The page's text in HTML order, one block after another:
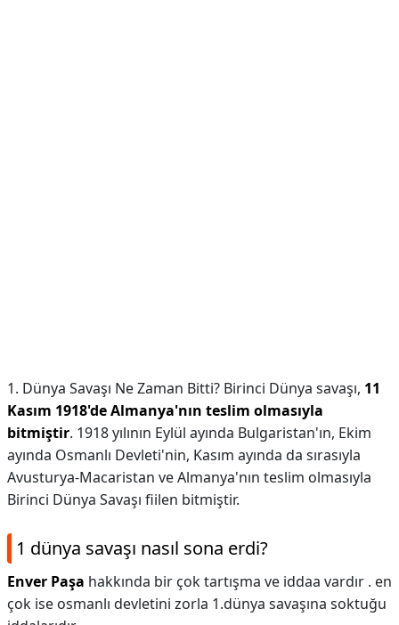
1. Dünya Savaşı Ne Zaman Bitti? Birinci Dünya savaşı, 11
Kasım 1918'de Almanya'nın teslim olmasıyla
bitmiştir. 1918 yılının Eylül ayında Bulgaristan'ın, Ekim
ayında Osmanlı Devleti'nin, Kasım ayında da sırasıyla
Avusturya-Macaristan ve Almanya'nın teslim olmasıyla
Birinci Dünya Savaşı fiilen bitmiştir.
1 dünya savaşı nasıl sona erdi?
Enver Paşa hakkında bir çok tartışma ve iddaa vardır . en
çok ise osmanlı devletini zorla 1.dünya savaşına soktuğu